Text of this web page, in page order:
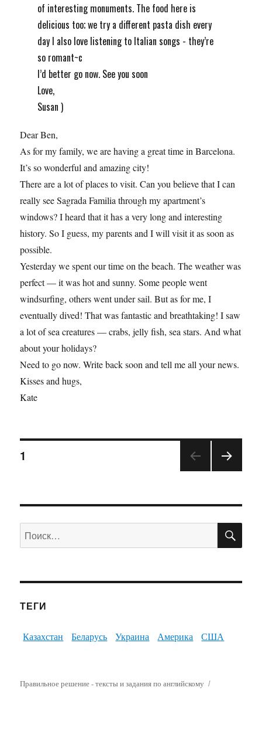
of interesting monuments. The food here is
delicious too; we try a different pasta dish every
day I also love listening to Italian songs - they’re
so romant~c
I’d better go now. See you soon
Love,
Susan )
Dear Ben,
As for my family, we are having a great time in Barcelona.
It’s so wonderful and amazing city!
There are a lot of places to visit. Can you believe that I can
really see Sagrada Familia through my apartment’s
windows? I heard that it has a very long and interesting
history. So I guess, my parents and I will visit it as soon as
possible.
Yesterday we spent our time on the beach. The weather was
perfect — it was hot and sunny. Some people went
windsurfing, others went under sail. But as for me, I
eventually dived! That was fantastic and breathtaking! I saw
a lot of sea creatures — crabs, jelly fish, sea stars. And what
about your holidays?
Need to go now. Write back soon and tell me all your news.
Kisses and hugs,
Kate
1
Искать:
ТЕГИ
Казахстан Беларусь Украина Америка США
Правильное решение - тексты и задания по английскому